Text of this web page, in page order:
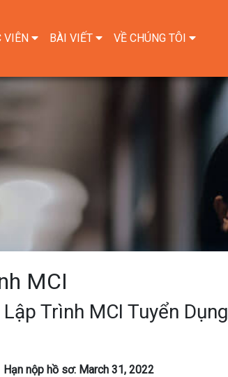
VIÊN BÀI VIẾT VỀ CHÚNG TÔI
MCI
Trình MCI Tuyển Dụng
Hạn nộp hồ sơ: March 31, 2022